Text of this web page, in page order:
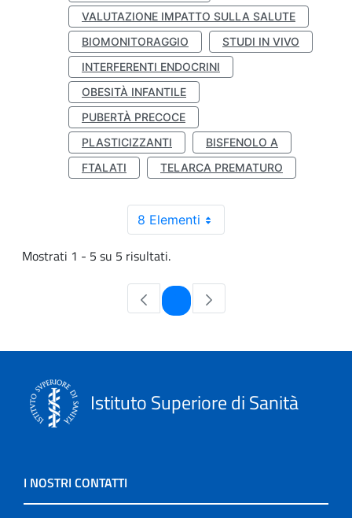
VALUTAZIONE IMPATTO SULLA SALUTE
BIOMONITORAGGIO
STUDI IN VIVO
INTERFERENTI ENDOCRINI
OBESITÀ INFANTILE
PUBERTÀ PRECOCE
PLASTICIZZANTI
BISFENOLO A
FTALATI
TELARCA PREMATURO
8 Elementi
Mostrati 1 - 5 su 5 risultati.
Pagina
Istituto Superiore di Sanità
I NOSTRI CONTATTI